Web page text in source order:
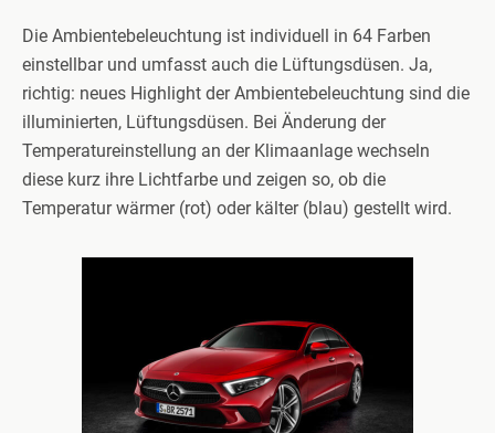
Die Ambientebeleuchtung ist individuell in 64 Farben
einstellbar und umfasst auch die Lüftungsdüsen. Ja,
richtig: neues Highlight der Ambientebeleuchtung sind die
illuminierten, Lüftungsdüsen. Bei Änderung der
Temperatureinstellung an der Klimaanlage wechseln
diese kurz ihre Lichtfarbe und zeigen so, ob die
Temperatur wärmer (rot) oder kälter (blau) gestellt wird.